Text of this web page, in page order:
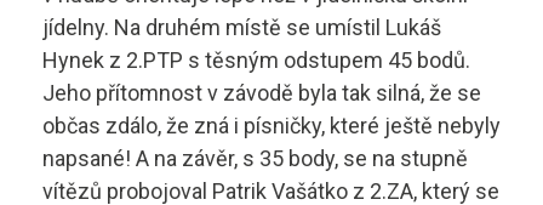
Dopravní technik
Technolog výroby potravin
Kontakty autoškoly
Skupina B
Skupina B+E
+420 495 490 328
sstrnb@sstrnb.cz
jídelny. Na druhém místě se umístil Lukáš
Hynek z 2.PTP s těsným odstupem 45 bodů.
Jeho přítomnost v závodě byla tak silná, že se
občas zdálo, že zná i písničky, které ještě nebyly
napsané! A na závěr, s 35 body, se na stupně
vítězů probojoval Patrik Vašátko z 2.ZA, který se